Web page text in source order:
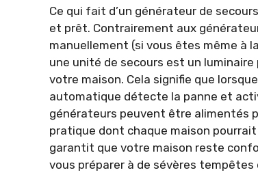
Ce qui fait d’un générateur de
et prêt. Contrairement aux
manuellement (si vous êtes même à
une unité de secours est un
votre maison. Cela signifie que
automatique détecte la panne et
générateurs peuvent être alimentés
pratique dont chaque maison
garantit que votre maison reste
vous préparer à de sévères